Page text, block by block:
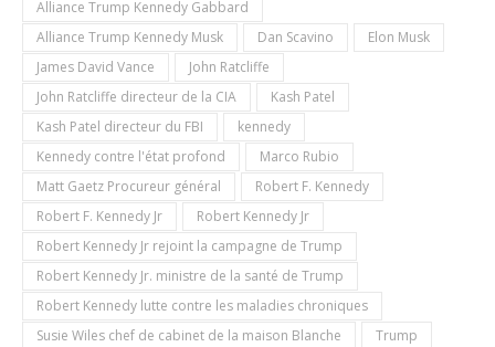
Alliance Trump Kennedy Gabbard
Alliance Trump Kennedy Musk
Dan Scavino
Elon Musk
James David Vance
John Ratcliffe
John Ratcliffe directeur de la CIA
Kash Patel
Kash Patel directeur du FBI
kennedy
Kennedy contre l'état profond
Marco Rubio
Matt Gaetz Procureur général
Robert F. Kennedy
Robert F. Kennedy Jr
Robert Kennedy Jr
Robert Kennedy Jr rejoint la campagne de Trump
Robert Kennedy Jr. ministre de la santé de Trump
Robert Kennedy lutte contre les maladies chroniques
Susie Wiles chef de cabinet de la maison Blanche
Trump